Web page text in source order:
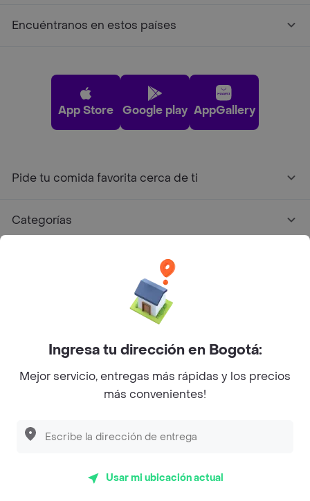
Descubre las PROMOCIONES que tenemos
Encuéntranos en estos países
App Store Google play AppGallery
Pide tu comida favorita cerca de ti
Categorías
Facebook
Twitter
Instagram
©2026Rappi Inc. All rights reserved.
Ingresa tu dirección en Bogotá:
Mejor servicio, entregas más rápidas y los precios
más convenientes!
Usar mi ubicación actual